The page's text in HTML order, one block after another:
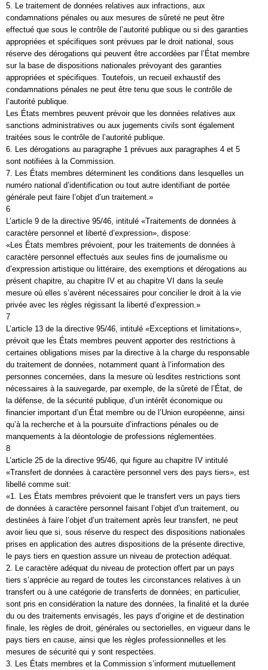
5. Le traitement de données relatives aux infractions, aux
condamnations pénales ou aux mesures de sûreté ne peut être
effectué que sous le contrôle de l’autorité publique ou si des garanties
appropriées et spécifiques sont prévues par le droit national, sous
réserve des dérogations qui peuvent être accordées par l’État membre
sur la base de dispositions nationales prévoyant des garanties
appropriées et spécifiques. Toutefois, un recueil exhaustif des
condamnations pénales ne peut être tenu que sous le contrôle de
l’autorité publique.
Les États membres peuvent prévoir que les données relatives aux
sanctions administratives ou aux jugements civils sont également
traitées sous le contrôle de l’autorité publique.
6. Les dérogations au paragraphe 1 prévues aux paragraphes 4 et 5
sont notifiées à la Commission.
7. Les États membres déterminent les conditions dans lesquelles un
numéro national d’identification ou tout autre identifiant de portée
générale peut faire l’objet d’un traitement.»
6
L’article 9 de la directive 95/46, intitulé «Traitements de données à
caractère personnel et liberté d’expression», dispose:
«Les États membres prévoient, pour les traitements de données à
caractère personnel effectués aux seules fins de journalisme ou
d’expression artistique ou littéraire, des exemptions et dérogations au
présent chapitre, au chapitre IV et au chapitre VI dans la seule
mesure où elles s’avèrent nécessaires pour concilier le droit à la vie
privée avec les règles régissant la liberté d’expression.»
7
L’article 13 de la directive 95/46, intitulé «Exceptions et limitations»,
prévoit que les États membres peuvent apporter des restrictions à
certaines obligations mises par la directive à la charge du responsable
du traitement de données, notamment quant à l’information des
personnes concernées, dans la mesure où lesdites restrictions sont
nécessaires à la sauvegarde, par exemple, de la sûreté de l’État, de
la défense, de la sécurité publique, d’un intérêt économique ou
financier important d’un État membre ou de l’Union européenne, ainsi
qu’à la recherche et à la poursuite d’infractions pénales ou de
manquements à la déontologie de professions réglementées.
8
L’article 25 de la directive 95/46, qui figure au chapitre IV intitulé
«Transfert de données à caractère personnel vers des pays tiers», est
libellé comme suit:
«1. Les États membres prévoient que le transfert vers un pays tiers
de données à caractère personnel faisant l’objet d’un traitement, ou
destinées à faire l’objet d’un traitement après leur transfert, ne peut
avoir lieu que si, sous réserve du respect des dispositions nationales
prises en application des autres dispositions de la présente directive,
le pays tiers en question assure un niveau de protection adéquat.
2. Le caractère adéquat du niveau de protection offert par un pays
tiers s’apprécie au regard de toutes les circonstances relatives à un
transfert ou à une catégorie de transferts de données; en particulier,
sont pris en considération la nature des données, la finalité et la durée
du ou des traitements envisagés, les pays d’origine et de destination
finale, les règles de droit, générales ou sectorielles, en vigueur dans le
pays tiers en cause, ainsi que les règles professionnelles et les
mesures de sécurité qui y sont respectées.
3. Les États membres et la Commission s’informent mutuellement